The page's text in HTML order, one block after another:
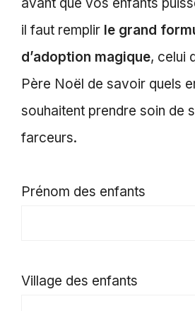
il faut remplir le grand
d’adoption magique, celui
Père Noël de savoir quels
souhaitent prendre soin de
farceurs.
Prénom des enfants
Village des enfants